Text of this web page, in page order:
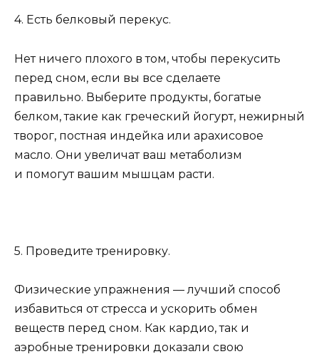
4. Есть белковый перекус.
Нет ничего плохого в том, чтобы перекусить
перед сном, если вы все сделаете
правильно. Выберите продукты, богатые
белком, такие как греческий йогурт, нежирный
творог, постная индейка или арахисовое
масло. Они увеличат ваш метаболизм
и помогут вашим мышцам расти.
5. Проведите тренировку.
Физические упражнения — лучший способ
избавиться от стресса и ускорить обмен
веществ перед сном. Как кардио, так и
аэробные тренировки доказали свою